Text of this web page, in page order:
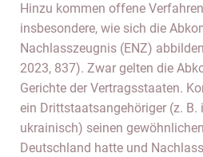
Hinzu kommen offene
insbesondere, wie sich die
Nachlasszeugnis (ENZ)
2023, 837). Zwar gelten die
Gerichte der Vertragsstaaten.
ein Drittstaatsangehöriger (z. B.
ukrainisch) seinen
Deutschland hatte und